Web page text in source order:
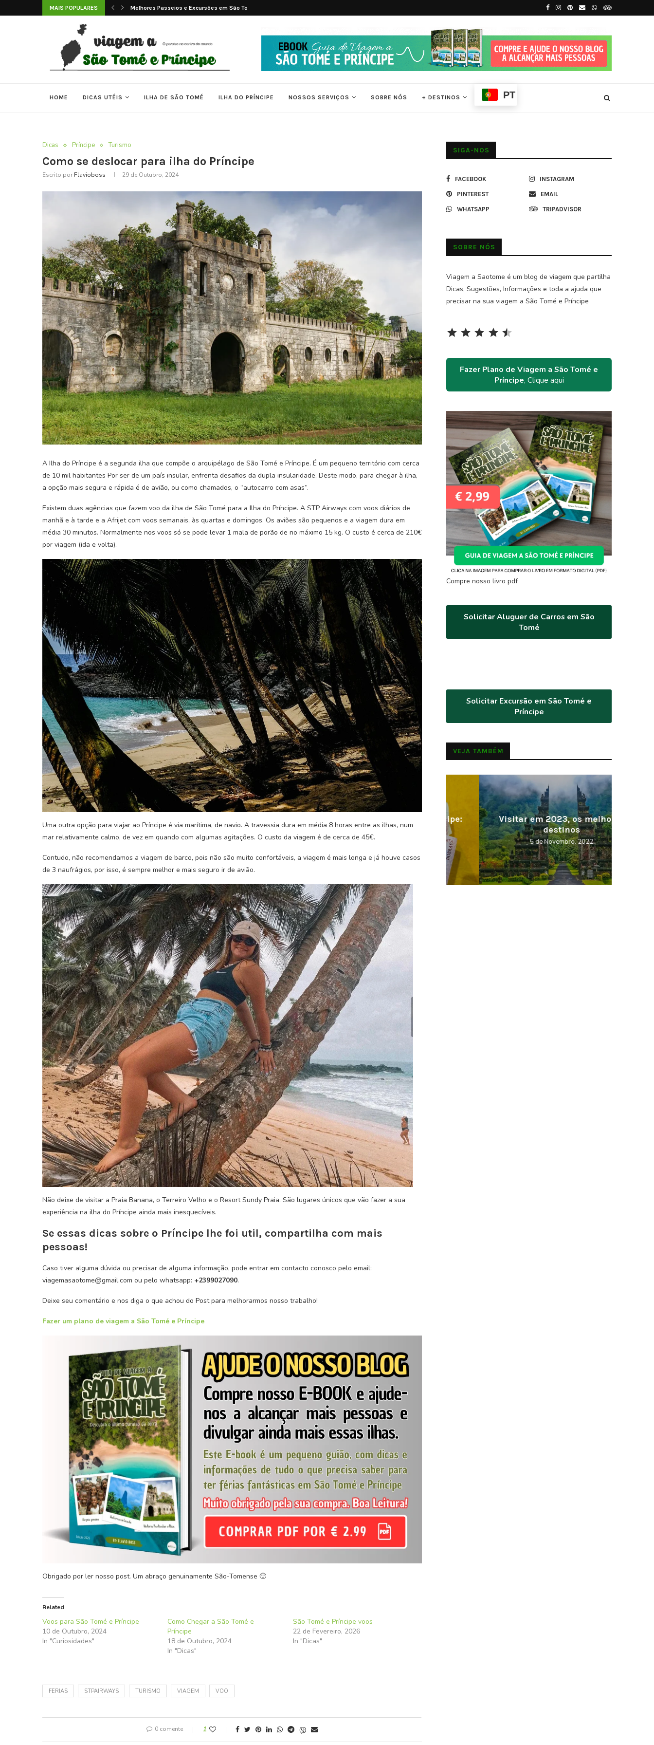
MAIS POPULARES
em São Tomé e... As 7 Melhores Praias de São Tomé e... 7 Principais Atrações Turísticas de São
HOME DICAS UTÉIS ILHA DE SÃO TOMÉ ILHA DO PRÍNCIPE NOSSOS SERVIÇOS SOBRE NÓS + DESTINOS PT
Dicas Príncipe Turismo
Como se deslocar para ilha do Príncipe
Escrito por Flavioboss 29 de Outubro, 2024
A Ilha do Príncipe é a segunda ilha que compõe o arquipélago de São Tomé e Príncipe. É um pequeno território com cerca
de 10 mil habitantes Por ser de um país insular, enfrenta desafios da dupla insularidade. Deste modo, para chegar à ilha,
a opção mais segura e rápida é de avião, ou como chamados, o “autocarro com asas”.
Existem duas agências que fazem voo da ilha de São Tomé para a Ilha do Príncipe. A STP Airways com voos diários de
manhã e à tarde e a Afrijet com voos semanais, às quartas e domingos. Os aviões são pequenos e a viagem dura em
média 30 minutos. Normalmente nos voos só se pode levar 1 mala de porão de no máximo 15 kg. O custo é cerca de 210€
por viagem (ida e volta).
Uma outra opção para viajar ao Príncipe é via marítima, de navio. A travessia dura em média 8 horas entre as ilhas, num
mar relativamente calmo, de vez em quando com algumas agitações. O custo da viagem é de cerca de 45€.
Contudo, não recomendamos a viagem de barco, pois não são muito confortáveis, a viagem é mais longa e já houve casos
de 3 naufrágios, por isso, é sempre melhor e mais seguro ir de avião.
Não deixe de visitar a Praia Banana, o Terreiro Velho e o Resort Sundy Praia. São lugares únicos que vão fazer a sua
experiência na ilha do Príncipe ainda mais inesquecíveis.
Se essas dicas sobre o Príncipe lhe foi util, compartilha com mais
pessoas!
Caso tiver alguma dúvida ou precisar de alguma informação, pode entrar em contacto conosco pelo email:
viagemasaotome@gmail.com ou pelo whatsapp: +2399027090.
Deixe seu comentário e nos diga o que achou do Post para melhorarmos nosso trabalho!
Fazer um plano de viagem a São Tomé e Príncipe
Obrigado por ler nosso post. Um abraço genuinamente São-Tomense 🙂
Related
Voos para São Tomé e Príncipe
10 de Outubro, 2024
In "Curiosidades"
Como Chegar a São Tomé e
Príncipe
18 de Outubro, 2024
In "Dicas"
São Tomé e Príncipe voos
22 de Fevereiro, 2026
In "Dicas"
FERIAS STPAIRWAYS TURISMO VIAGEM VOO
0 comente 1
SIGA-NOS
FACEBOOK INSTAGRAM
PINTEREST EMAIL
WHATSAPP TRIPADVISOR
SOBRE NÓS
Viagem a Saotome é um blog de viagem que partilha
Dicas, Sugestões, Informações e toda a ajuda que
precisar na sua viagem a São Tomé e Príncipe
⭐⭐⭐ ⭐⭐
Fazer Plano de Viagem a São Tomé e
Príncipe, Clique aqui
Compre nosso livro pdf
Solicitar Aluguer de Carros em São
Tomé
Solicitar Excursão em São Tomé e
Príncipe
VEJA TAMBÉM
– Terra da Morabeza
27 de Outubro, 2022
Curiosidades Sobre Moçambique
24 de Outubro, 2022
Dobra São-tomense...
7 de Outubro, 2023
Visitar em 2023, os melhores
destinos
5 de Novembro, 2022